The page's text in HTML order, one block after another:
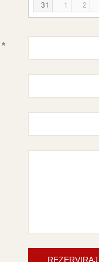
31
1 2
*
REZERVIRAJ